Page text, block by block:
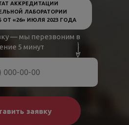
АККРЕДИТАЦИИ
ЛАБОРАТОРИИ
ОТ «26» ИЮЛЯ 2023 ГОДА
заявку
— мы перезвоним в
5 минут